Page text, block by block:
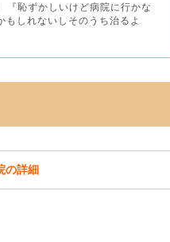
『恥ずかしいけど病院に行かな
もしれないしそのうち治るよ
の詳細